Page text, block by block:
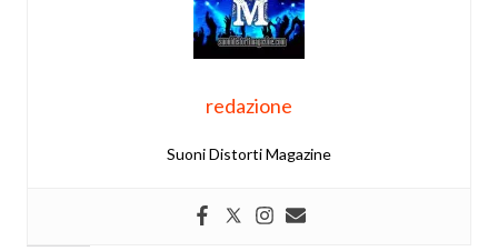
redazione
Suoni Distorti Magazine